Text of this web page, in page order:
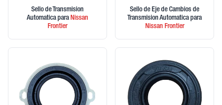
Sello de Transmision
Automatica paraNissan
Frontier
Sello de Eje de Cambios de
Transmision Automatica para
Nissan Frontier